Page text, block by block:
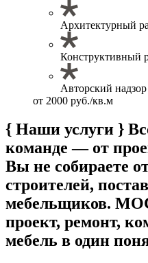
Архитектурный
Конструктивный
Авторский надзор
от 2000 руб./кв.м
{ Наши услуги }
команде — от
Вы не собираете
строителей,
мебельщиков.
проект, ремонт,
мебель в один